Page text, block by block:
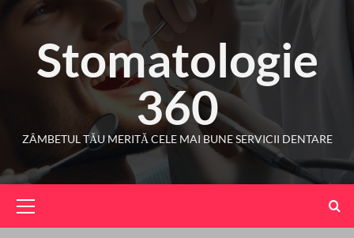
contentStomatologie
360
ZÂMBETUL TĂU MERITĂ CELE MAI BUNE SERVICII DENTARE
Menu